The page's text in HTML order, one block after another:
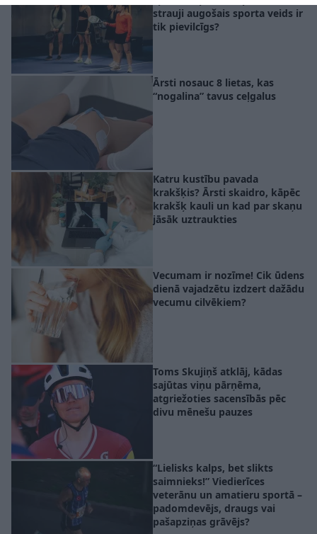
strauji augošais sporta veids ir
tik pievilcīgs?
Ārsti nosauc 8 lietas, kas
“nogalina” tavus ceļgalus
Katru kustību pavada
krakšķis? Ārsti skaidro, kāpēc
krakšķ kauli un kad par skaņu
jāsāk uztraukties
Vecumam ir nozīme! Cik ūdens
dienā vajadzētu izdzert dažādu
vecumu cilvēkiem?
Toms Skujiņš atklāj, kādas
sajūtas viņu pārņēma,
atgriežoties sacensībās pēc
divu mēnešu pauzes
“Lielisks kalps, bet slikts
saimnieks!” Viedierīces
veterānu un amatieru sportā –
padomdevējs, draugs vai
pašapziņas grāvējs?